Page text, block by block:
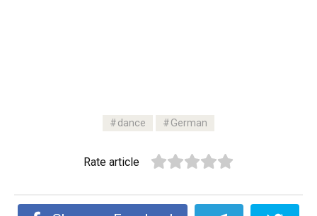
dance German
Rate article